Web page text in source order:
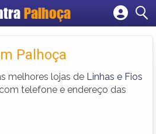
Palhoça
Cadastrar empresa
Criar conta
Palhoça
melhores lojas de Linhas e Fios
telefone e endereço das